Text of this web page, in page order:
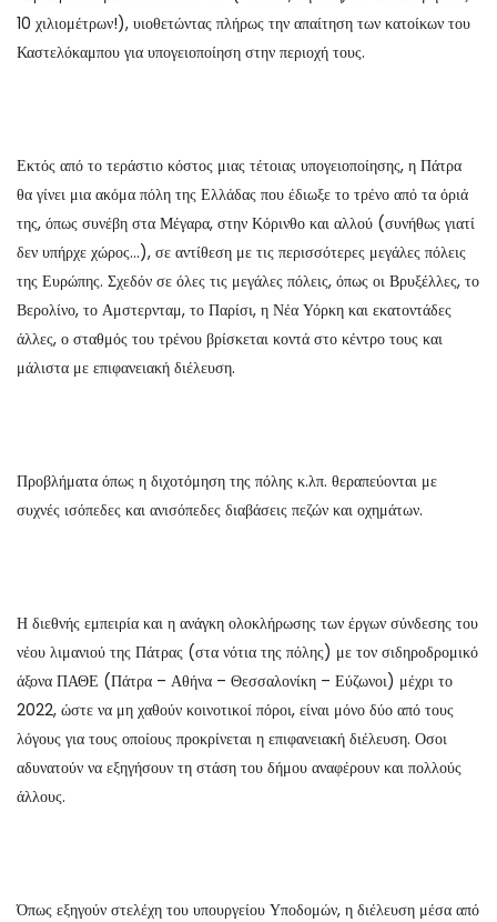
10 χιλιομέτρων!), υιοθετώντας πλήρως την απαίτηση των κατοίκων του
Καστελόκαμπου για υπογειοποίηση στην περιοχή τους.
Εκτός από το τεράστιο κόστος μιας τέτοιας υπογειοποίησης, η Πάτρα
θα γίνει μια ακόμα πόλη της Ελλάδας που έδιωξε το τρένο από τα όριά
της, όπως συνέβη στα Μέγαρα, στην Κόρινθο και αλλού (συνήθως γιατί
δεν υπήρχε χώρος…), σε αντίθεση με τις περισσότερες μεγάλες πόλεις
της Ευρώπης. Σχεδόν σε όλες τις μεγάλες πόλεις, όπως οι Βρυξέλλες, το
Βερολίνο, το Αμστερνταμ, το Παρίσι, η Νέα Υόρκη και εκατοντάδες
άλλες, ο σταθμός του τρένου βρίσκεται κοντά στο κέντρο τους και
μάλιστα με επιφανειακή διέλευση.
Προβλήματα όπως η διχοτόμηση της πόλης κ.λπ. θεραπεύονται με
συχνές ισόπεδες και ανισόπεδες διαβάσεις πεζών και οχημάτων.
Η διεθνής εμπειρία και η ανάγκη ολοκλήρωσης των έργων σύνδεσης του
νέου λιμανιού της Πάτρας (στα νότια της πόλης) με τον σιδηροδρομικό
άξονα ΠΑΘΕ (Πάτρα – Αθήνα – Θεσσαλονίκη – Εύζωνοι) μέχρι το
2022, ώστε να μη χαθούν κοινοτικοί πόροι, είναι μόνο δύο από τους
λόγους για τους οποίους προκρίνεται η επιφανειακή διέλευση. Οσοι
αδυνατούν να εξηγήσουν τη στάση του δήμου αναφέρουν και πολλούς
άλλους.
Όπως εξηγούν στελέχη του υπουργείου Υποδομών, η διέλευση μέσα από